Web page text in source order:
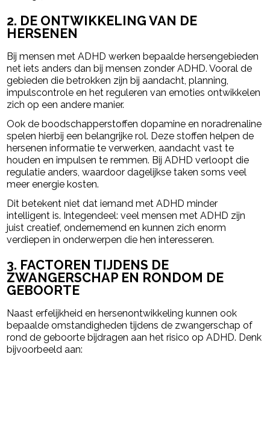
2. DE ONTWIKKELING VAN DE
HERSENEN
Bij mensen met ADHD werken bepaalde hersengebieden
net iets anders dan bij mensen zonder ADHD. Vooral de
gebieden die betrokken zijn bij aandacht, planning,
impulscontrole en het reguleren van emoties ontwikkelen
zich op een andere manier.
Ook de boodschapperstoffen dopamine en noradrenaline
spelen hierbij een belangrijke rol. Deze stoffen helpen de
hersenen informatie te verwerken, aandacht vast te
houden en impulsen te remmen. Bij ADHD verloopt die
regulatie anders, waardoor dagelijkse taken soms veel
meer energie kosten.
Dit betekent niet dat iemand met ADHD minder
intelligent is. Integendeel: veel mensen met ADHD zijn
juist creatief, ondernemend en kunnen zich enorm
verdiepen in onderwerpen die hen interesseren.
3. FACTOREN TIJDENS DE
ZWANGERSCHAP EN RONDOM DE
GEBOORTE
Naast erfelijkheid en hersenontwikkeling kunnen ook
bepaalde omstandigheden tijdens de zwangerschap of
rond de geboorte bijdragen aan het risico op ADHD. Denk
bijvoorbeeld aan: